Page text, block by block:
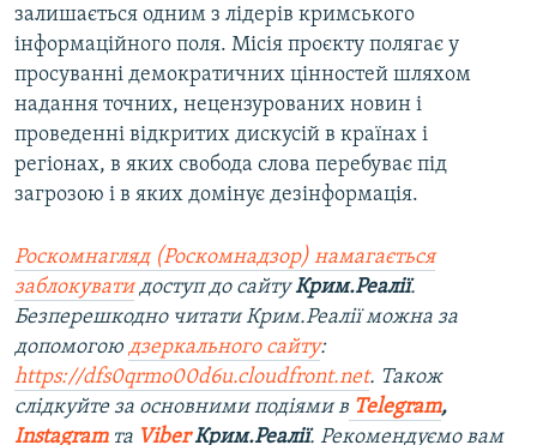
залишається одним з лідерів кримського
інформаційного поля. Місія проєкту полягає у
просуванні демократичних цінностей шляхом
надання точних, нецензурованих новин і
проведенні відкритих дискусій в країнах і
регіонах, в яких свобода слова перебуває під
загрозою і в яких домінує дезінформація.
Роскомнагляд (Роскомнадзор) намагається
заблокуватидоступ до сайтуКрим.Реалії.
Безперешкодно читати Крим.Реалії можна за
допомогою дзеркального сайту:
https://dfs0qrmo00d6u.cloudfront.net. Також
слідкуйте за основними подіями в Telegram,
Instagramта ViberКрим.Реалії. Рекомендуємо вам